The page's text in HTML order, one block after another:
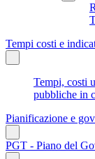
Tempi costi e
Tempi, costi
pubbliche in
Pianificazione e
PGT - Piano del